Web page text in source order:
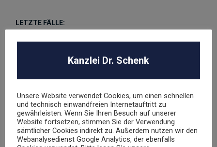
LETZTE FÄLLE:
Abmahnung Elara GmbH
ROBA Music Verlag GmbH
Berechtigungsanfrage / Abmahnung
Kanzlei Dr. Schenk
Unsere Website verwendet Cookies, um einen schnellen
und technisch einwandfreien Internetauftritt zu
gewährleisten. Wenn Sie Ihren Besuch auf unserer
Website fortsetzen, stimmen Sie der Verwendung
sämtlicher Cookies indirekt zu. Außerdem nutzen wir den
Webanalysedienst Google Analytics, der ebenfalls